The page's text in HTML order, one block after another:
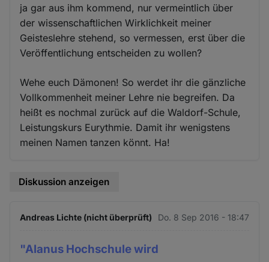
ja gar aus ihm kommend, nur vermeintlich über
der wissenschaftlichen Wirklichkeit meiner
Geisteslehre stehend, so vermessen, erst über die
Veröffentlichung entscheiden zu wollen?
Wehe euch Dämonen! So werdet ihr die gänzliche
Vollkommenheit meiner Lehre nie begreifen. Da
heißt es nochmal zurück auf die Waldorf-Schule,
Leistungskurs Eurythmie. Damit ihr wenigstens
meinen Namen tanzen könnt. Ha!
Diskussion anzeigen
Andreas Lichte (nicht überprüft) Do. 8 Sep 2016 - 18:47
"Alanus Hochschule wird